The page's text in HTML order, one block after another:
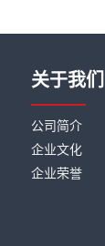
关于我们
公司简介
企业文化
企业荣誉